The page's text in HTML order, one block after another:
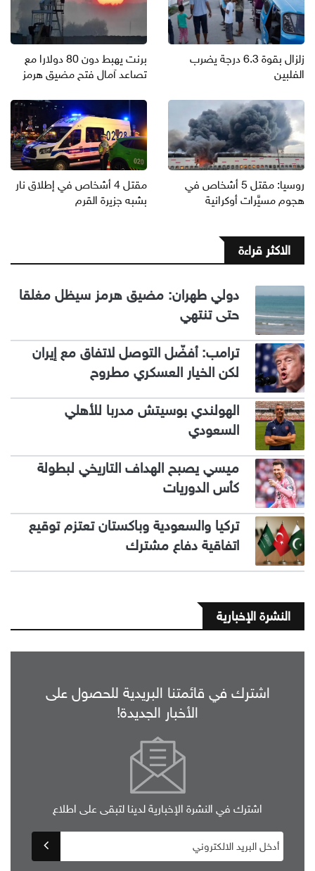
زلزال بقوة 6.3 درجة يضرب
الفلبين
برنت يهبط دون 80 دولارا مع
تصاعد آمال فتح مضيق هرمز
روسيا: مقتل 5 أشخاص في
هجوم مسيَّرات أوكرانية
مقتل 4 أشخاص في إطلاق نار
بشبه جزيرة القرم
الاكثر قراءة
دولي طهران: مضيق هرمز سيظل مغلقا
حتى تنتهي
ترامب: أفضّل التوصل لاتفاق مع إيران
لكن الخيار العسكري مطروح
الهولندي بوسيتش مدربا للأهلي
السعودي
ميسي يصبح الهداف التاريخي لبطولة
كأس الدوريات
تركيا والسعودية وباكستان تعتزم توقيع
اتفاقية دفاع مشترك
النشرة الإخبارية
اشترك في قائمتنا البريدية للحصول على
الأخبار الجديدة!
اشترك في النشرة الإخبارية لدينا لتبقى على اطلاع